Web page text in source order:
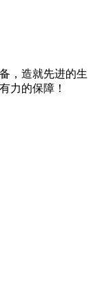
，造就先进的生
力的保障！